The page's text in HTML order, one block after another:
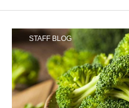
STAFF BLOG